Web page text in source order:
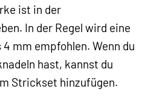
ist in der
In der Regel wird eine
mm empfohlen. Wenn du
hast, kannst du
Strickset hinzufügen.